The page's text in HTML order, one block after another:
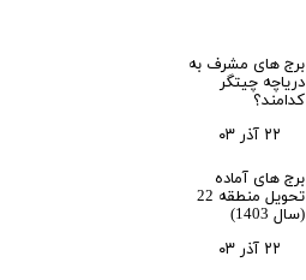
برج های مشرف به
دریاچه چیتگر
کدامند؟
۲۲ آذر ۰۳
برج های آماده
تحویل منطقه 22
(سال 1403)
۲۲ آذر ۰۳